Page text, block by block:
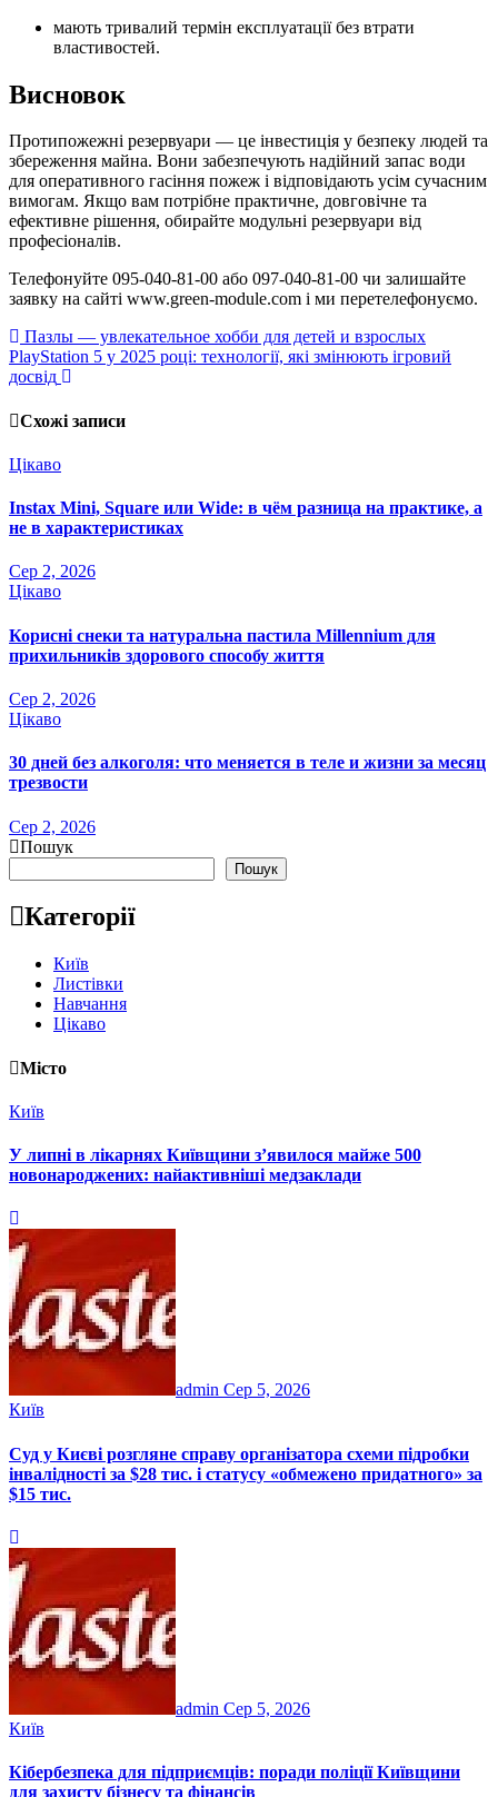
мають тривалий термін експлуатації без втрати
властивостей.
Висновок
Протипожежні резервуари — це інвестиція у безпеку людей та
збереження майна. Вони забезпечують надійний запас води
для оперативного гасіння пожеж і відповідають усім сучасним
вимогам. Якщо вам потрібне практичне, довговічне та
ефективне рішення, обирайте модульні резервуари від
професіоналів.
Телефонуйте 095-040-81-00 або 097-040-81-00 чи залишайте
заявку на сайті www.green-module.com і ми перетелефонуємо.
Навігація
записів
Пазлы — увлекательное хобби для детей и взрослых
PlayStation 5 у 2025 році: технології, які змінюють ігровий
досвід
Схожі записи
Цікаво
Instax Mini, Square или Wide: в чём разница на практике, а
не в характеристиках
Сер 2, 2026
Цікаво
Корисні снеки та натуральна пастила Millennium для
прихильників здорового способу життя
Сер 2, 2026
Цікаво
30 дней без алкоголя: что меняется в теле и жизни за месяц
трезвости
Сер 2, 2026
Пошук
Пошук
Категорії
Київ
Листівки
Навчання
Цікаво
Місто
Київ
У липні в лікарнях Київщини з’явилося майже 500
новонароджених: найактивніші медзаклади
admin Сер 5, 2026
Київ
Суд у Києві розгляне справу організатора схеми підробки
інвалідності за $28 тис. і статусу «обмежено придатного» за
$15 тис.
admin Сер 5, 2026
Київ
Кібербезпека для підприємців: поради поліції Київщини
для захисту бізнесу та фінансів